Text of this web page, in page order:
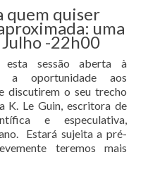
quem quiser
uma
-22h00
sessão aberta à
a oportunidade aos
discutirem o seu trecho
K. Le Guin, escritora de
e especulativa,
Estará sujeita a pré-
teremos mais